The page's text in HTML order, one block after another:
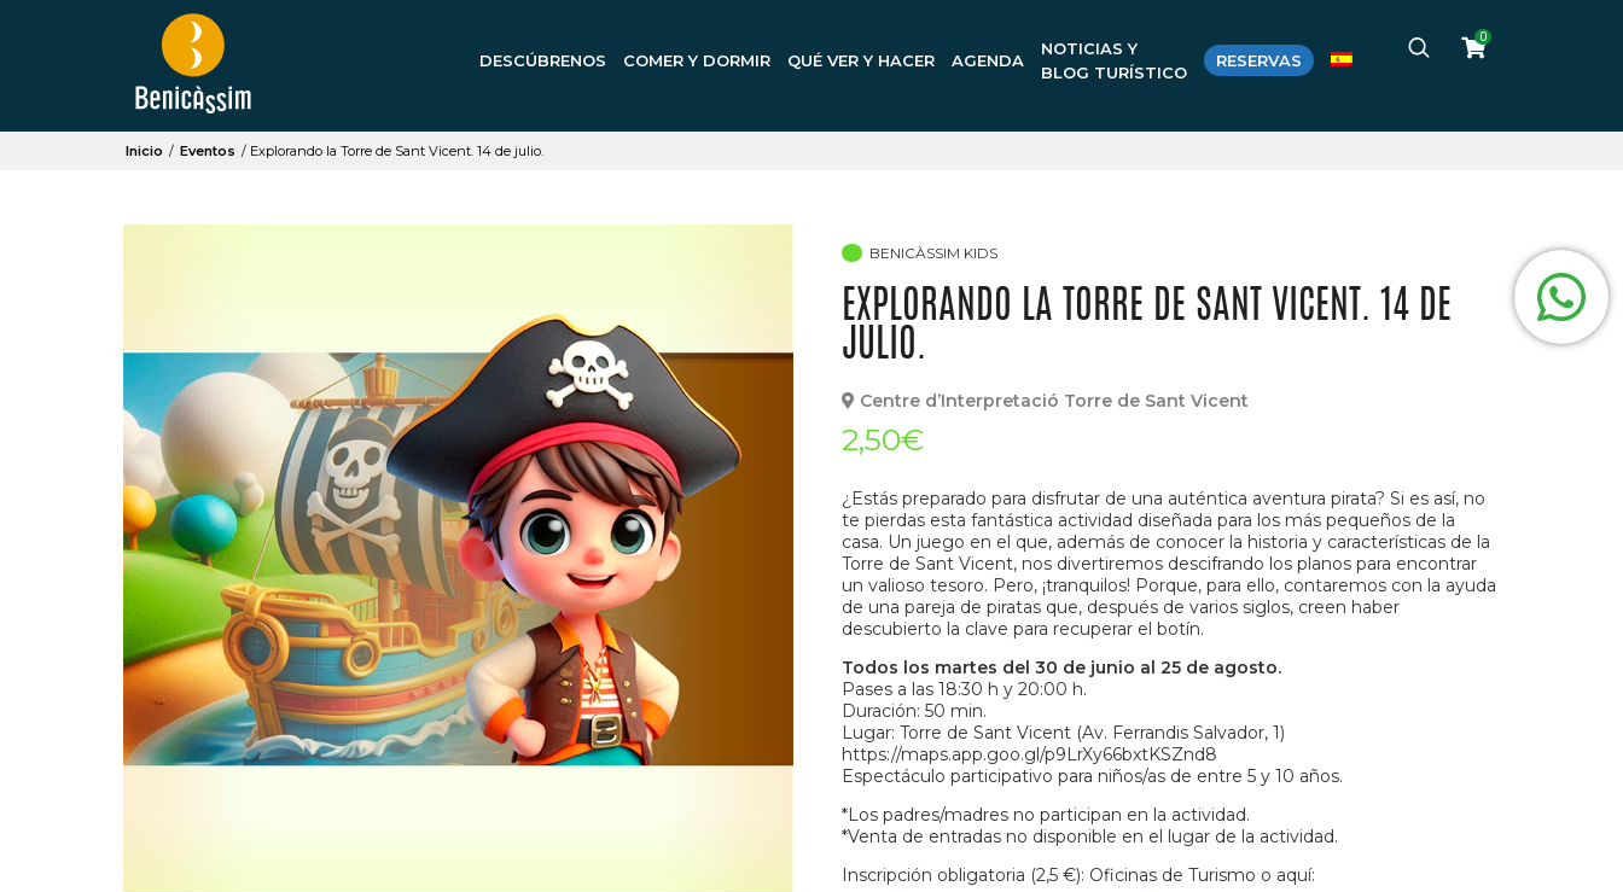
DESCÚBRENOS COMER Y DORMIR QUÉ VER Y HACER AGENDA
NOTICIAS Y
BLOG TURÍSTICO
RESERVAS
0
Inicio / Eventos / Explorando la Torre de Sant Vicent. 14 de julio.
BENICÀSSIM KIDS
EXPLORANDO LA TORRE DE SANT VICENT. 14 DE
JULIO.
Centre d’Interpretació Torre de Sant Vicent
2,50€
¿Estás preparado para disfrutar de una auténtica aventura pirata? Si es así, no
te pierdas esta fantástica actividad diseñada para los más pequeños de la
casa. Un juego en el que, además de conocer la historia y características de la
Torre de Sant Vicent, nos divertiremos descifrando los planos para encontrar
un valioso tesoro. Pero, ¡tranquilos! Porque, para ello, contaremos con la ayuda
de una pareja de piratas que, después de varios siglos, creen haber
descubierto la clave para recuperar el botín.
Todos los martes del 30 de junio al 25 de agosto.
Pases a las 18:30 h y 20:00 h.
Duración: 50 min.
Lugar: Torre de Sant Vicent (Av. Ferrandis Salvador, 1)
https://maps.app.goo.gl/p9LrXy66bxtKSZnd8
Espectáculo participativo para niños/as de entre 5 y 10 años.
*Los padres/madres no participan en la actividad.
*Venta de entradas no disponible en el lugar de la actividad.
Inscripción obligatoria (2,5 €): Oficinas de Turismo o aquí: